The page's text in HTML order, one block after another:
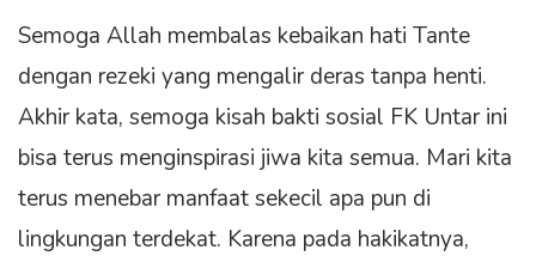
Semoga Allah membalas kebaikan hati Tante
dengan rezeki yang mengalir deras tanpa henti.
Akhir kata, semoga kisah bakti sosial FK Untar ini
bisa terus menginspirasi jiwa kita semua. Mari kita
terus menebar manfaat sekecil apa pun di
lingkungan terdekat. Karena pada hakikatnya,